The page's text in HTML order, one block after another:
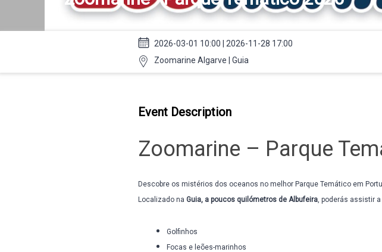
2026-03-01 10:00 | 2026-11-28 17:00
Zoomarine Algarve | Guia
Event Description
Zoomarine – Parque
Descobre os mistérios dos oceanos no melhor Parque Temático em
Localizado na Guia, a poucos quilómetros de Albufeira, poderás assistir
Golfinhos
Focas e leões-marinhos